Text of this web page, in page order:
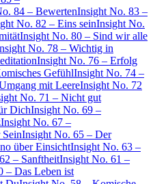
84 – BewertenInsight No. 83 –
No. 82 – Eins seinInsight No.
Insight No. 80 – Sind wir alle
No. 78 – Wichtig in
Insight No. 76 – Erfolg
GefühlInsight No. 74 –
mit LeereInsight No. 72
No. 71 – Nicht gut
DichInsight No. 69 –
Insight No. 67 –
Insight No. 65 – Der
über EinsichtInsight No. 63 –
– SanftheitInsight No. 61 –
– Das Leben ist